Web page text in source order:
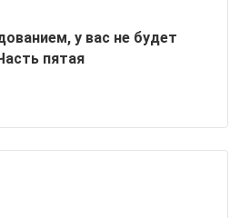
у вас не будет
пятая